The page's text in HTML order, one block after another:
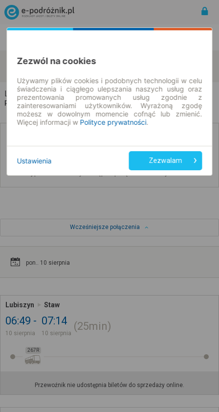
Lubiszyn
Staw
Lubiszyn → Staw
Rozkład jazdy i bilety
Poniżej przedstawiamy dostępne połączenia z innych dat
Wcześniejsze połączenia
pon.. 10 sierpnia
Lubiszyn Staw
06:49
10 sierpnia
07:14
10 sierpnia
25min
267R
Przewoźnik nie udostępnia biletów do sprzedaży online.
Zezwól na cookies
Używamy plików cookies i podobnych technologii w celu
świadczenia i ciągłego ulepszania naszych usług oraz
prezentowania promowanych usług zgodnie z
zainteresowaniami użytkowników. Wyrażoną zgodę
możesz w dowolnym momencie cofnąć lub zmienić.
Więcej informacji w Polityce prywatności.
Ustawienia Zezwalam